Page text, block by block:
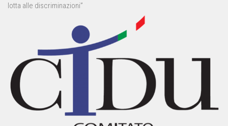
lotta alle discriminazioni”